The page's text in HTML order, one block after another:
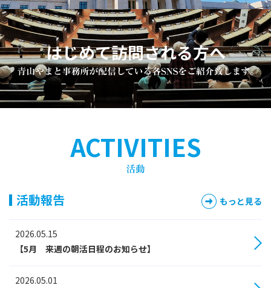
はじめて訪問される方へ
ACTIVITIES
活動報告
2026.05.15
【5月 来週の朝活日程のお知らせ】
2026.05.01
もっと見る